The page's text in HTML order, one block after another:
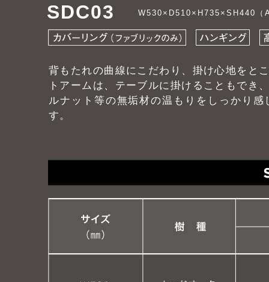
SDC03
背もたれの曲線にこだわり、掛け心地をと
トアームは、テーブルに掛けることもでき
ルナット等の無垢材の温もりをしっかり
す。
W530×D510×H735×SH440（